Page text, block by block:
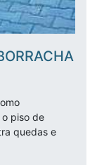
piso de
quedas e